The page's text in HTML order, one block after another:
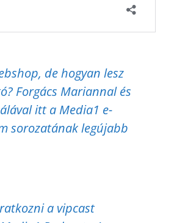
de hogyan lesz
Forgács Mariannal és
itt a Media1 e-
sorozatának legújabb
a vipcast